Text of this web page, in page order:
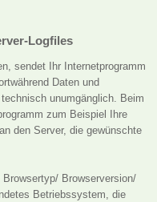
Logfiles
sendet Ihr Internetprogramm
Daten und
unumgänglich. Beim
zum Beispiel Ihre
den Server, die gewünschte
Browserversion/
Betriebssystem, die